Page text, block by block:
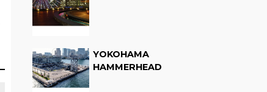
YOKOHAMA
HAMMERHEAD